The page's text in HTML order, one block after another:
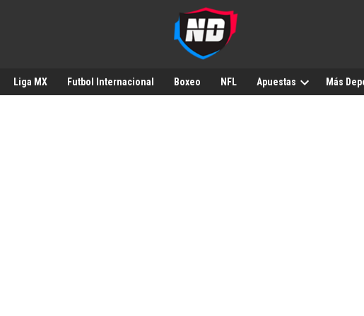
Liga MX Futbol Internacional Boxeo NFL Apuestas Más